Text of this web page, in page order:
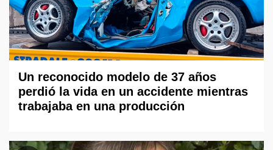
Un reconocido modelo de 37 años
perdió la vida en un accidente mientras
trabajaba en una producción